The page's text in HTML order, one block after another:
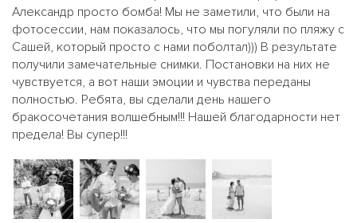
Александр просто бомба! Мы не заметили, что были на
фотосессии, нам показалось, что мы погуляли по пляжу с
Сашей, который просто с нами поболтал))) В результате
получили замечательные снимки. Постановки на них не
чувствуется, а вот наши эмоции и чувства переданы
полностью. Ребята, вы сделали день нашего
бракосочетания волшебным!!! Нашей благодарности нет
предела! Вы супер!!!